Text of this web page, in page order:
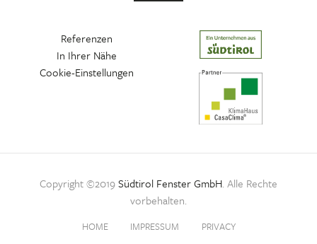
Referenzen
In Ihrer Nähe
Cookie-Einstellungen
Copyright ©2019Südtirol Fenster GmbH. Alle Rechte
vorbehalten.
HOME IMPRESSUM PRIVACY